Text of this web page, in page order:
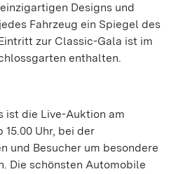
Designs und
Fahrzeug ein Spiegel des
zur Classic-Gala ist im
enthalten.
ist die Live-Auktion am
15.00 Uhr, bei der
und Besucher um besondere
Die schönsten Automobile